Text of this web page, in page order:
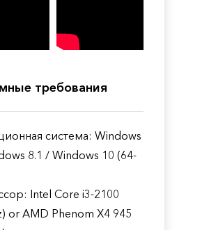
требования
система: Windows
8.1 / Windows 10 (64-
Intel Core i3-2100
or AMD Phenom X4 945